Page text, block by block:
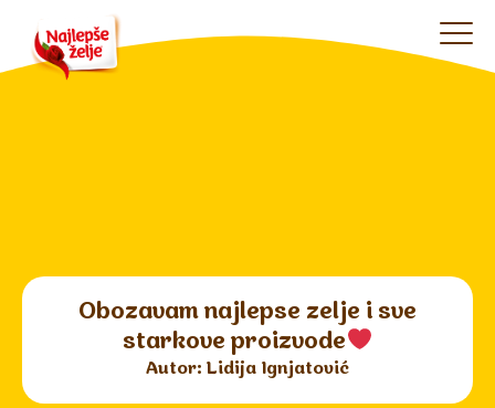
Obozavam najlepse zelje i sve
starkove proizvode
Autor: Lidija Ignjatović